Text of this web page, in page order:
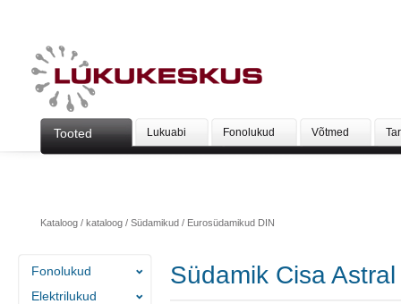
Tooted Lukuabi Fonolukud Võtmed
Kataloog/ kataloog/ Südamikud/ Eurosüdamikud DIN
Südamik Cisa
Fonolukud
Elektrilukud